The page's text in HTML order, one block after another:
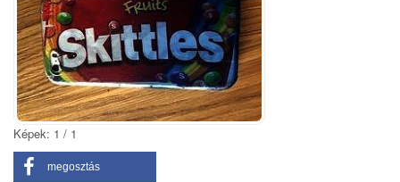
Képek: 1 / 1
megosztás